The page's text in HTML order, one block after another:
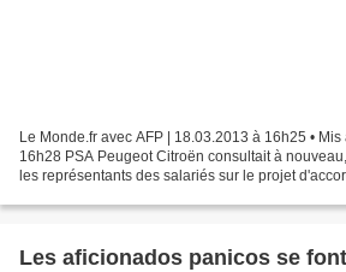
Le Monde.fr avec AFP | 18.03.2013 à 16h25 •
16h28 PSA Peugeot Citroën consultait à
les représentants des salariés sur le projet
Les aficionados panicos se